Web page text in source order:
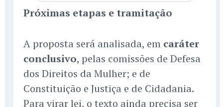
Próximas etapas e tramitação
A proposta será analisada, em caráter
conclusivo, pelas comissões de Defesa
dos Direitos da Mulher; e de
Constituição e Justiça e de Cidadania.
Para virar lei, o texto ainda precisa ser